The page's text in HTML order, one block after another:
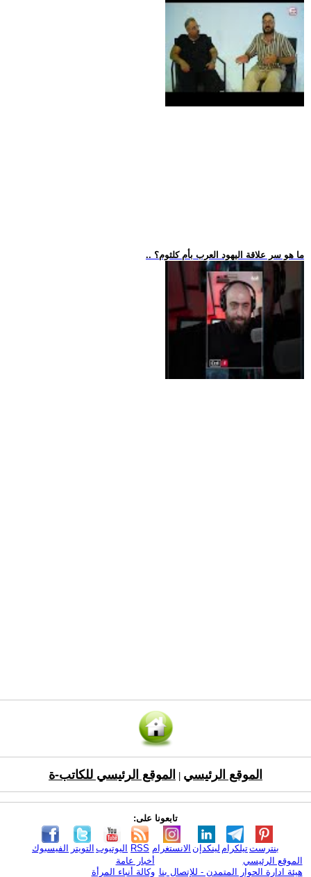
.. ما هو سر علاقة اليهود العرب بأم كلثوم؟
الموقع الرئيسي الموقع الرئيسي للكاتب-ة
تابعونا على:
الفيسبوك التويتر اليوتيوب RSS الانستغرام لينكدإن تيلكرامبنترست
الموقع الرئيسي
هيئة ادارة الحوار المتمدن - للإتصال بنا
أخبار عامة
وكالة أنباء المرأة